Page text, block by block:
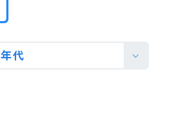
年代